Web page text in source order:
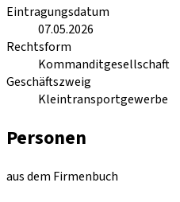
Eintragungsdatum
07.05.2026
Rechtsform
Kommanditgesellschaft
Geschäftszweig
Kleintransportgewerbe
Personen
aus dem Firmenbuch